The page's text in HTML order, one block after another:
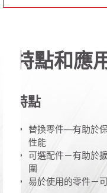
特點和應
特點
替換零件—有助於
性能
可選配件－有助於
圍
易於使用的零件－